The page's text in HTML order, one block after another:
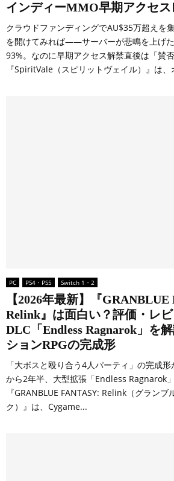
インディーMMO早期アクセス
クラウドファンディングでAU$35万超えを
を開けてみれば――サーバーが悲鳴を上げ
93%。なのに早期アクセス解禁直後は「賛否
『SpiritVale（スピリットヴェイル）』は
PC PS4・PS5 Switch 1・2
【2026年最新】『GRANBLUE
Relink』は面白い？評価・レ
DLC「Endless Ragnarok」を
ションRPGの完成形
「大ボスと殴り合う4人パーティ」の完成
から2年半、大型拡張「Endless Ragnarok」
『GRANBLUE FANTASY: Relink（グラン
ク）』は、Cygame...